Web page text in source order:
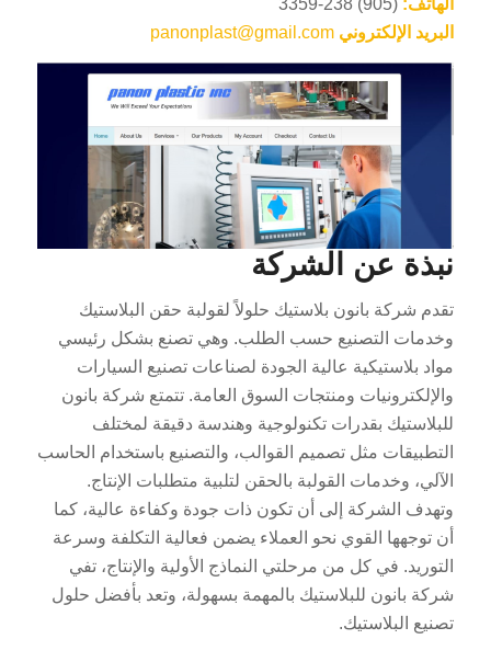
الهاتف: (905) 238-3359
البريد الإلكتروني panonplast@gmail.com
نبذة عن الشركة
تقدم شركة بانون بلاستيك حلولاً لقولبة حقن البلاستيك
وخدمات التصنيع حسب الطلب. وهي تصنع بشكل رئيسي
مواد بلاستيكية عالية الجودة لصناعات تصنيع السيارات
والإلكترونيات ومنتجات السوق العامة. تتمتع شركة بانون
للبلاستيك بقدرات تكنولوجية وهندسة دقيقة لمختلف
التطبيقات مثل تصميم القوالب، والتصنيع باستخدام الحاسب
الآلي، وخدمات القولبة بالحقن لتلبية متطلبات الإنتاج.
وتهدف الشركة إلى أن تكون ذات جودة وكفاءة عالية، كما
أن توجهها القوي نحو العملاء يضمن فعالية التكلفة وسرعة
التوريد. في كل من مرحلتي النماذج الأولية والإنتاج، تفي
شركة بانون للبلاستيك بالمهمة بسهولة، وتعد بأفضل حلول
تصنيع البلاستيك.